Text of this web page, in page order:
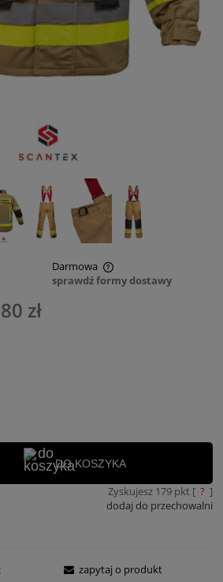
Darmowa
kosztów płatności
sprawdź formy dostawy
zł
DO KOSZYKA
Zyskujesz 179pkt [ ? ]
dodaj do przechowalni
zapytaj o produkt